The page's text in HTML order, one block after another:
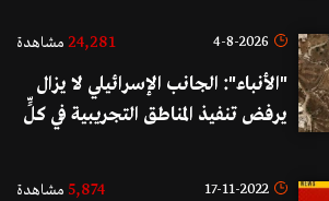
تعرضه لحادث سير مروع على
4-8-2026
24,281 مشاهدة
"الأنباء": الجانب الإسرائيلي لا يزال
يرفض تنفيذ المناطق التجريبية في كلٍّ
17-11-2022
5,874 مشاهدة